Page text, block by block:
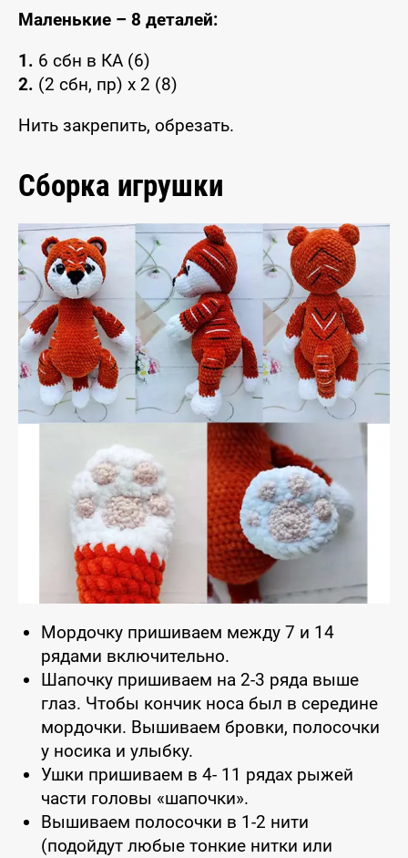
Маленькие – 8 деталей:
1. 6 сбн в КА (6)
2. (2 сбн, пр) x 2 (8)
Нить закрепить, обрезать.
Сборка игрушки
Мордочку пришиваем между 7 и 14
рядами включительно.
Шапочку пришиваем на 2-3 ряда выше
глаз. Чтобы кончик носа был в середине
мордочки. Вышиваем бровки, полосочки
у носика и улыбку.
Ушки пришиваем в 4- 11 рядах рыжей
части головы «шапочки».
Вышиваем полосочки в 1-2 нити
(подойдут любые тонкие нитки или